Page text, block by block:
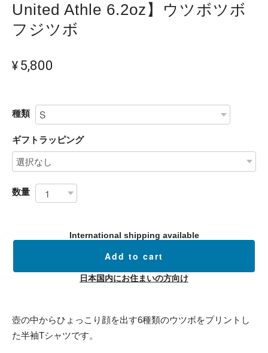
United Athle 6.2oz】ウツボツボ
フジツボ
¥5,800
種類
ギフトラッピング
数量
International shipping available
Add to cart
日本国内にお住まいの方向け
壺の中からひょっこり顔を出す6種類のウツボをプリントし
た半袖Tシャツです。